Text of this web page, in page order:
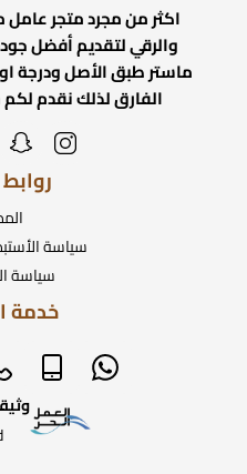
اكثر من مجرد متجر
والرقي لتقديم أفضل
ماستر طبق الأصل ودرجة
الفارق لذلك نقدم
سياسة
سياسة
خدمة